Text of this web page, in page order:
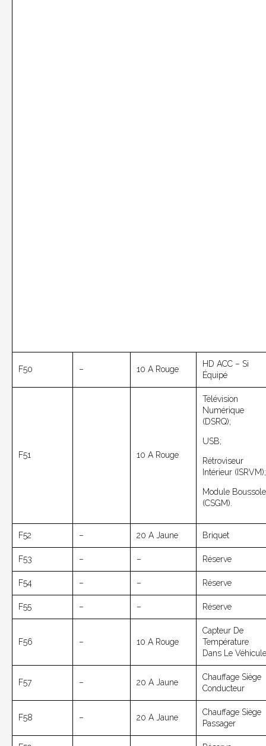
F50 – 10 A Rouge
HD ACC – Si
Équipé
F51 10 A Rouge
Télévision
Numérique
(DSRQ);
USB;
Rétroviseur
Intérieur (ISRVM);
Module Boussole
(CSGM).
F52 – 20 A Jaune Briquet
F53 – – Réserve
F54 – – Réserve
F55 – – Réserve
F56 – 10 A Rouge
Capteur De
Température
Dans Le Véhicule
F57 – 20 A Jaune
Chauffage Siège
Conducteur
F58 – 20 A Jaune
Chauffage Siège
Passager